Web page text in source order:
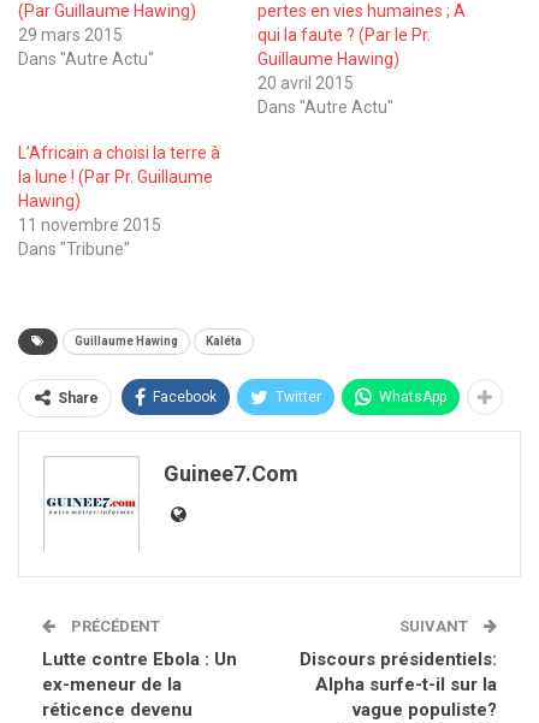
(Par Guillaume Hawing)
29 mars 2015
Dans "Autre Actu"
pertes en vies humaines ; A
qui la faute ? (Par le Pr.
Guillaume Hawing)
20 avril 2015
Dans "Autre Actu"
L’Africain a choisi la terre à
la lune ! (Par Pr. Guillaume
Hawing)
11 novembre 2015
Dans "Tribune"
Guillaume Hawing Kaléta
Share Facebook Twitter WhatsApp
Guinee7.com
PRÉCÉDENT
Lutte contre Ebola : Un
ex-meneur de la
réticence devenu
SUIVANT
Discours présidentiels:
Alpha surfe-t-il sur la
vague populiste?